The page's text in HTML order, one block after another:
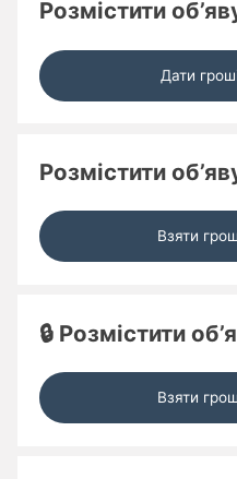
Розмістити
Дати
Розмістити
Взяти
🔒 Розмістити
Взяти